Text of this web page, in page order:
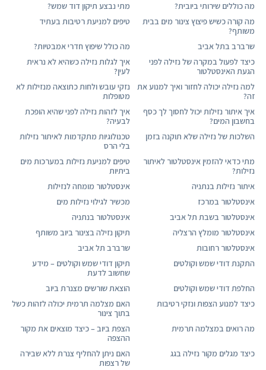
מה כוללים שירותי ביובית?
מתי נבצע תיקון דוד שמש?
מה קורה כשיש פיצוץ צינור מים בבית
משותף?
טיפים למניעת רטיבות בעתיד
שרברב בתל אביב
מה כולל שיפוץ חדרי אמבטיות?
כיצד לפעול במקרה של נזילה לפני
הגעת האינסטלטור
איך לגלות נזילה כשהיא לא נראית
לעין?
למה נזילה יכולה לחזור ואיך למנוע את
זה?
נזקי עובש ולחות כתוצאה מנזילות לא
מטופלות
איך איתור נזילות יכול לחסוך לך כסף
בחשבון המים?
איך לזהות נזילה לפני שהיא הופכת
לבעיה?
השלכות של נזילה שלא תוקנה בזמן
טכנולוגיות מתקדמות לאיתור נזילות
בלי הרס
מתי כדאי להזמין אינסטלטור לאיתור
נזילות?
טיפים למניעת נזילות במערכות מים
ביתיות
איתור נזילות בנתניה
אינסטלטור מומחה לנזילות
אינסטלטור במרכז
מכשיר לגילוי נזילות מים
אינסטלטור בשבת תל אביב
אינסטלטור בנתניה
אינסטלטור מומלץ הרצליה
תיקון נזילה בצינור ביוב משותף
אינסטלטור רחובות
שרברב תל אביב
התקנת דודי שמש וקולטים
תיקון דודי שמש וקולטים – מידע
שחשוב לדעת
החלפת דודי שמש וקולטים
הוצאת שורשים מצנרת ביוב
כיצד למנוע הצפות ונזקי רטיבות
האם מצלמה תרמית יכולה לזהות כשל
בתוך צינור
מה רואים במצלמה תרמית
הצפת ביוב – כיצד מוצאים את מקור
ההצפה
כיצד מגלים מקור נזילה בגג
האם ניתן להחליף צנרת ללא שבירה
של רצפות